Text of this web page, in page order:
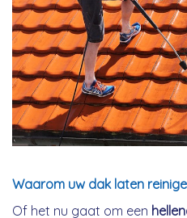
Waarom uw dak laten
Of het nu gaat om een